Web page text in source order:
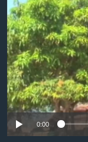
ម្តង
រំលង​
និង​
ចូល​
ទៅ​
ទំព័រ​
រចនា
សម្ព័ន្ធ​
រំលង​
ព្រឹត្តិការណ៍ព័ត៌មាន
ទូរទស្សន៍ / វីដេអូ​
វិទ្យុ / ផតខាសថ៍
កម្មវិធីទាំងអស់
Khmer English
No
0:00